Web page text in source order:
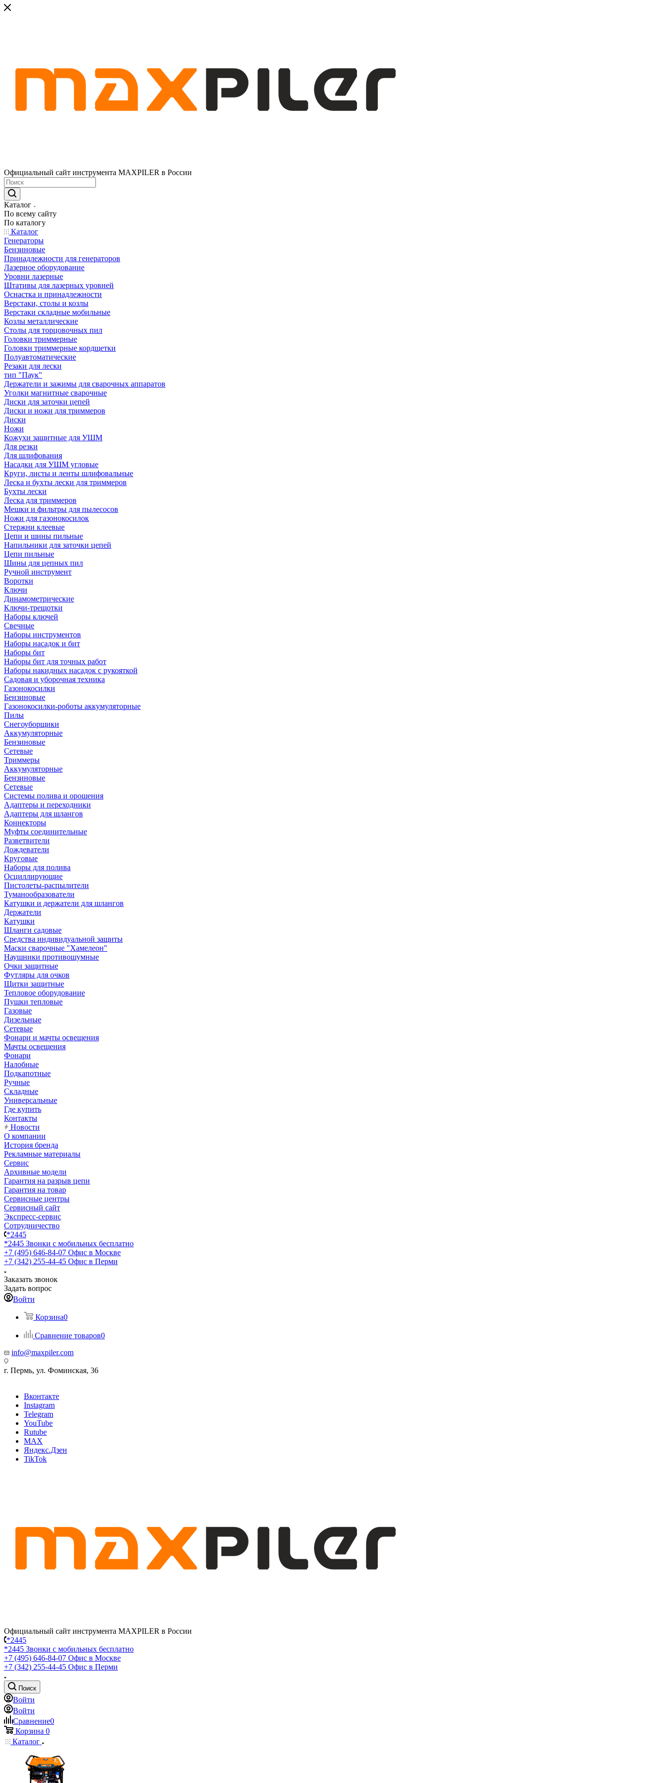
Официальный сайт инструмента MAXPILER в России
Каталог
По всему сайту
По каталогу
Каталог
Генераторы
Бензиновые
Принадлежности для генераторов
Лазерное оборудование
Уровни лазерные
Штативы для лазерных уровней
Оснастка и принадлежности
Верстаки, столы и козлы
Верстаки складные мобильные
Козлы металлические
Столы для торцовочных пил
Головки триммерные
Головки триммерные кордщетки
Полуавтоматические
Резаки для лески
тип "Паук"
Держатели и зажимы для сварочных аппаратов
Уголки магнитные сварочные
Диски для заточки цепей
Диски и ножи для триммеров
Диски
Ножи
Кожухи защитные для УШМ
Для резки
Для шлифования
Насадки для УШМ угловые
Круги, листы и ленты шлифовальные
Леска и бухты лески для триммеров
Бухты лески
Леска для триммеров
Мешки и фильтры для пылесосов
Ножи для газонокосилок
Стержни клеевые
Цепи и шины пильные
Напильники для заточки цепей
Цепи пильные
Шины для цепных пил
Ручной инструмент
Воротки
Ключи
Динамометрические
Ключи-трещотки
Наборы ключей
Свечные
Наборы инструментов
Наборы насадок и бит
Наборы бит
Наборы бит для точных работ
Наборы накидных насадок с рукояткой
Садовая и уборочная техника
Газонокосилки
Бензиновые
Газонокосилки-роботы аккумуляторные
Пилы
Снегоуборщики
Аккумуляторные
Бензиновые
Сетевые
Триммеры
Аккумуляторные
Бензиновые
Сетевые
Системы полива и орошения
Адаптеры и переходники
Адаптеры для шлангов
Коннекторы
Муфты соединительные
Разветвители
Дождеватели
Круговые
Наборы для полива
Осциллирующие
Пистолеты-распылители
Туманообразователи
Катушки и держатели для шлангов
Держатели
Катушки
Шланги садовые
Средства индивидуальной защиты
Маски сварочные "Хамелеон"
Наушники противошумные
Очки защитные
Футляры для очков
Щитки защитные
Тепловое оборудование
Пушки тепловые
Газовые
Дизельные
Сетевые
Фонари и мачты освещения
Мачты освещения
Фонари
Налобные
Подкапотные
Ручные
Складные
Универсальные
Где купить
Контакты
Новости
О компании
История бренда
Рекламные материалы
Сервис
Архивные модели
Гарантия на разрыв цепи
Гарантия на товар
Сервисные центры
Сервисный сайт
Экспресс-сервис
Сотрудничество
*2445
*2445 Звонки с мобильных бесплатно
+7 (495) 646-84-07 Офис в Москве
+7 (342) 255-44-45 Офис в Перми
Заказать звонок
Задать вопрос
Войти
Корзина0
Сравнение товаров0
info@maxpiler.com
г. Пермь, ул. Фоминская, 36
Вконтакте
Instagram
Telegram
YouTube
Rutube
MAX
Яндекс.Дзен
TikTok
Официальный сайт инструмента MAXPILER в России
*2445
*2445 Звонки с мобильных бесплатно
+7 (495) 646-84-07 Офис в Москве
+7 (342) 255-44-45 Офис в Перми
Поиск
Войти
Войти
Сравнение0
Корзина 0
Каталог